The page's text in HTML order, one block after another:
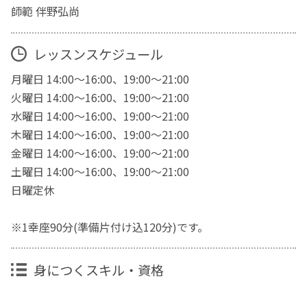
師範 伴野弘尚
レッスンスケジュール
月曜日 14:00〜16:00、19:00〜21:00
火曜日 14:00〜16:00、19:00〜21:00
水曜日 14:00〜16:00、19:00〜21:00
木曜日 14:00〜16:00、19:00〜21:00
金曜日 14:00〜16:00、19:00〜21:00
土曜日 14:00〜16:00、19:00〜21:00
日曜定休
※1幸座90分(準備片付け込120分)です。
身につくスキル・資格